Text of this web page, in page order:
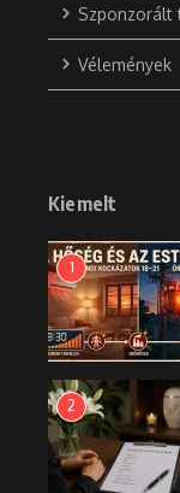
Szponzorált
Vélemények
Kiemelt
1
2